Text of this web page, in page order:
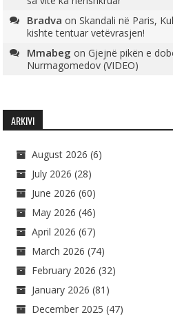
Bradva onSkandali në Paris,
kishte tentuar vetëvrasjen!
Mmabeg onGjejnë pikën e
Nurmagomedov (VIDEO)
ARKIVI
August 2026 (6)
July 2026 (28)
June 2026 (60)
May 2026 (46)
April 2026 (67)
March 2026 (74)
February 2026 (32)
January 2026 (81)
December 2025 (47)